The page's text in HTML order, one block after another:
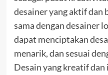
desainer yang aktif dan
sama dengan desainer
dapat menciptakan
menarik, dan sesuai
Desain yang kreatif